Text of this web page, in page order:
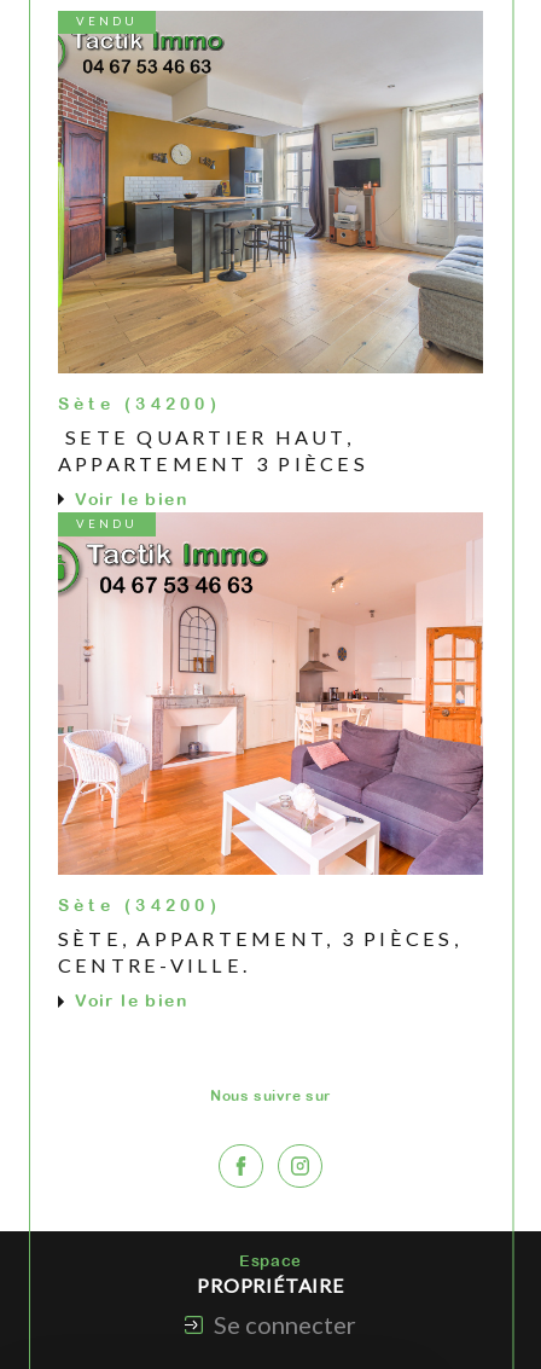
VENDU
Sète (34200)
SETE QUARTIER HAUT,
APPARTEMENT 3 PIÈCES
Voir le bien
VENDU
Sète (34200)
SÈTE, APPARTEMENT, 3 PIÈCES,
CENTRE-VILLE.
Voir le bien
Nous suivre sur
Espace
PROPRIÉTAIRE
Se connecter